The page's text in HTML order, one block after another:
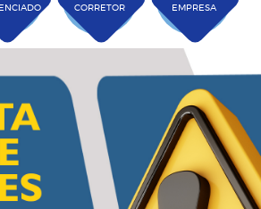
CORRETOR
EMPRESA
Casa